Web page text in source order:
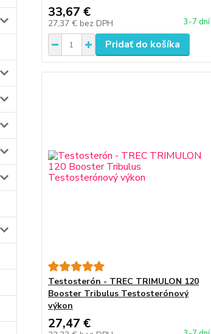
33,67 €
27,37 € bez DPH 3-7 dní
Pridať do košíka
Testosterón - TREC TRIMULON 120
Booster Tribulus Testosterónový
výkon
27,47 €